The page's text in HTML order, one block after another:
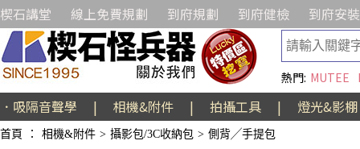
楔石講堂 線上免費規劃 到府規劃 到府健檢 到府安裝
熱門: MUTEE
．吸隔音聲學 | 相機&附件 | 拍攝工具 | 燈光&影棚
首頁 ： 相機&附件 > 攝影包/3C收納包 > 側背╱手提包